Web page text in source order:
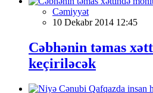
Cəmiyyət
10 Dekabr 2014 12:45
Cəbhənin təmas
keçiriləcək